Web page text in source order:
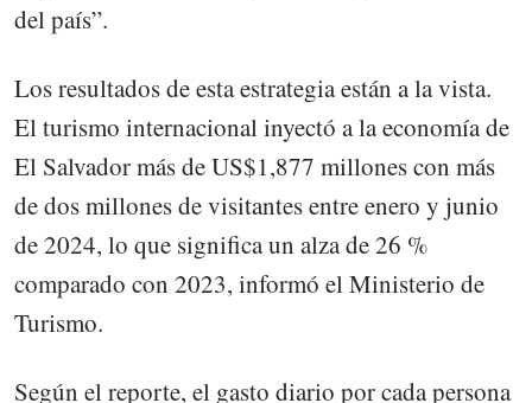
del país”.
Los resultados de esta estrategia están a la vista.
El turismo internacional inyectó a la economía de
El Salvador más de US$1,877 millones con más
de dos millones de visitantes entre enero y junio
de 2024, lo que significa un alza de 26 %
comparado con 2023, informó el Ministerio de
Turismo.
Según el reporte, el gasto diario por cada persona